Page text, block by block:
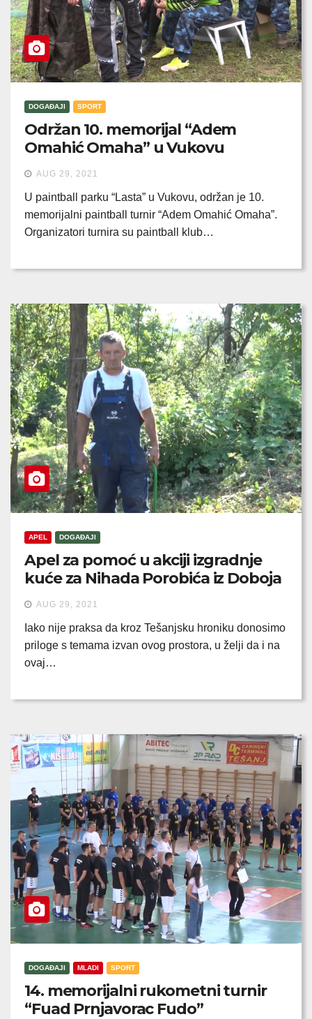
DOGAĐAJI SPORT
Održan 10. memorijal “Adem
Omahić Omaha” u Vukovu
AUG 29, 2021
U paintball parku “Lasta” u Vukovu, održan je 10.
memorijalni paintball turnir “Adem Omahić Omaha”.
Organizatori turnira su paintball klub…
APEL DOGAĐAJI
Apel za pomoć u akciji izgradnje
kuće za Nihada Porobića iz Doboja
AUG 29, 2021
Iako nije praksa da kroz Tešanjsku hroniku donosimo
priloge s temama izvan ovog prostora, u želji da i na
ovaj…
DOGAĐAJI MLADI SPORT
14. memorijalni rukometni turnir
“Fuad Prnjavorac Fudo”